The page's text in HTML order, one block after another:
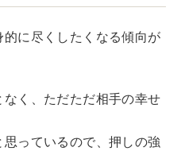
に尽くしたくなる傾向が
く、ただただ相手の幸せ
っているので、押しの強